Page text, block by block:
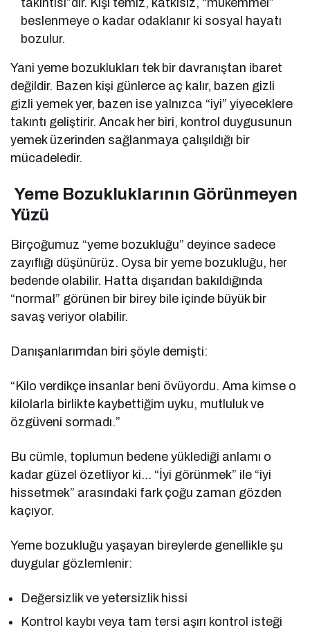
takıntısı”dır. Kişi temiz, katkısız, “mükemmel”
beslenmeye o kadar odaklanır ki sosyal hayatı
bozulur.
Yani yeme bozuklukları tek bir davranıştan ibaret
değildir. Bazen kişi günlerce aç kalır, bazen gizli
gizli yemek yer, bazen ise yalnızca “iyi” yiyeceklere
takıntı geliştirir. Ancak her biri, kontrol duygusunun
yemek üzerinden sağlanmaya çalışıldığı bir
mücadeledir.
Yeme Bozukluklarının Görünmeyen
Yüzü
Birçoğumuz “yeme bozukluğu” deyince sadece
zayıflığı düşünürüz. Oysa bir yeme bozukluğu, her
bedende olabilir. Hatta dışarıdan bakıldığında
“normal” görünen bir birey bile içinde büyük bir
savaş veriyor olabilir.
Danışanlarımdan biri şöyle demişti:
“Kilo verdikçe insanlar beni övüyordu. Ama kimse o
kilolarla birlikte kaybettiğim uyku, mutluluk ve
özgüveni sormadı.”
Bu cümle, toplumun bedene yüklediği anlamı o
kadar güzel özetliyor ki… “İyi görünmek” ile “iyi
hissetmek” arasındaki fark çoğu zaman gözden
kaçıyor.
Yeme bozukluğu yaşayan bireylerde genellikle şu
duygular gözlemlenir:
Değersizlik ve yetersizlik hissi
Kontrol kaybı veya tam tersi aşırı kontrol isteği